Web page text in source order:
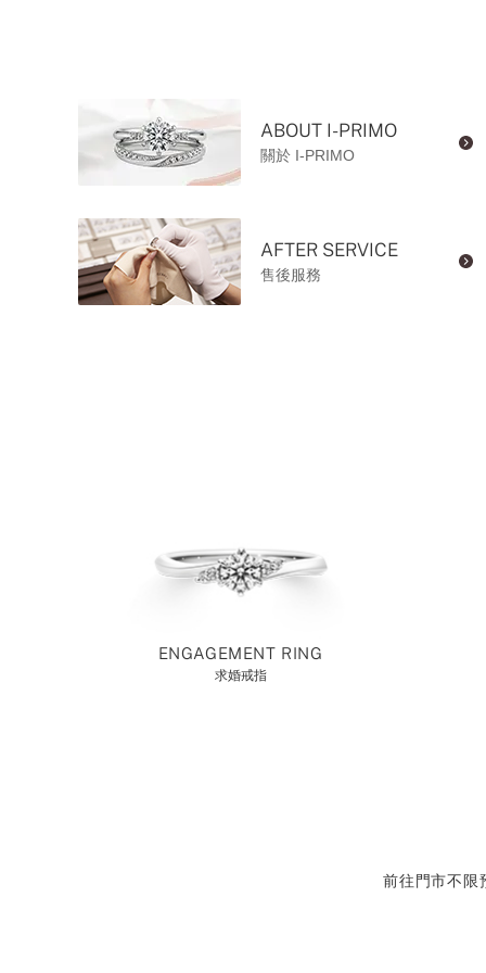
ABOUT I-PRIMO
關於 I-PRIMO
AFTER SERVICE
售後服務
ENGAGEMENT RING
求婚戒指
前往門市不限